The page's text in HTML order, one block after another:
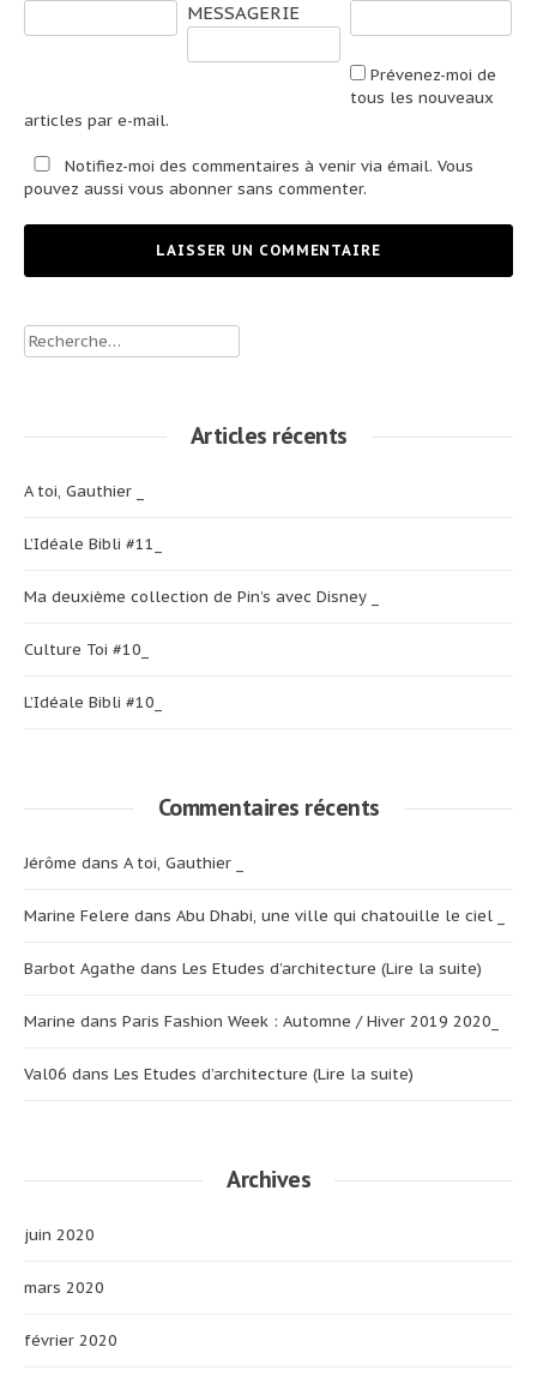
MESSAGERIE
Prévenez-moi de
tous les nouveaux
articles par e-mail.
Notifiez-moi des commentaires à venir via émail. Vous
pouvez aussi vous abonner sans commenter.
Rechercher :
Articles récents
A toi, Gauthier _
L’Idéale Bibli #11_
Ma deuxième collection de Pin’s avec Disney _
Culture Toi #10_
L’Idéale Bibli #10_
Commentaires récents
Jérôme dans A toi, Gauthier _
Marine Felere dans Abu Dhabi, une ville qui chatouille le ciel _
Barbot Agathe dans Les Etudes d’architecture (Lire la suite)
Marine dans Paris Fashion Week : Automne / Hiver 2019 2020_
Val06 dans Les Etudes d’architecture (Lire la suite)
Archives
juin 2020
mars 2020
février 2020